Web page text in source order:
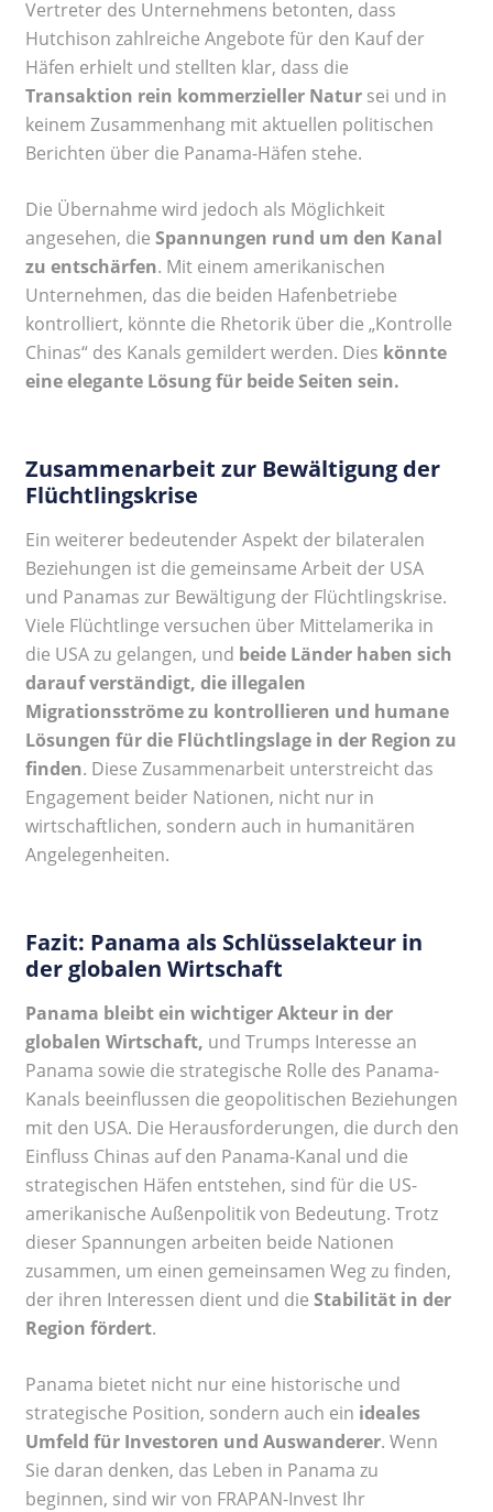
Vertreter des Unternehmens betonten, dass
Hutchison zahlreiche Angebote für den Kauf der
Häfen erhielt und stellten klar, dass die
Transaktion rein kommerzieller Natur sei und in
keinem Zusammenhang mit aktuellen politischen
Berichten über die Panama-Häfen stehe.
Die Übernahme wird jedoch als Möglichkeit
angesehen, die Spannungen rund um den Kanal
zu entschärfen. Mit einem amerikanischen
Unternehmen, das die beiden Hafenbetriebe
kontrolliert, könnte die Rhetorik über die „Kontrolle
Chinas“ des Kanals gemildert werden. Dies könnte
eine elegante Lösung für beide Seiten sein.
Zusammenarbeit zur Bewältigung der
Flüchtlingskrise
Ein weiterer bedeutender Aspekt der bilateralen
Beziehungen ist die gemeinsame Arbeit der USA
und Panamas zur Bewältigung der Flüchtlingskrise.
Viele Flüchtlinge versuchen über Mittelamerika in
die USA zu gelangen, und beide Länder haben sich
darauf verständigt, die illegalen
Migrationsströme zu kontrollieren und humane
Lösungen für die Flüchtlingslage in der Region zu
finden. Diese Zusammenarbeit unterstreicht das
Engagement beider Nationen, nicht nur in
wirtschaftlichen, sondern auch in humanitären
Angelegenheiten.
Fazit: Panama als Schlüsselakteur in
der globalen Wirtschaft
Panama bleibt ein wichtiger Akteur in der
globalen Wirtschaft, und Trumps Interesse an
Panama sowie die strategische Rolle des Panama-
Kanals beeinflussen die geopolitischen Beziehungen
mit den USA. Die Herausforderungen, die durch den
Einfluss Chinas auf den Panama-Kanal und die
strategischen Häfen entstehen, sind für die US-
amerikanische Außenpolitik von Bedeutung. Trotz
dieser Spannungen arbeiten beide Nationen
zusammen, um einen gemeinsamen Weg zu finden,
der ihren Interessen dient und die Stabilität in der
Region fördert.
Panama bietet nicht nur eine historische und
strategische Position, sondern auch ein ideales
Umfeld für Investoren und Auswanderer. Wenn
Sie daran denken, das Leben in Panama zu
beginnen, sind wir von FRAPAN-Invest Ihr